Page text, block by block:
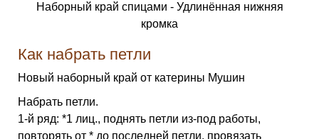
Наборный край спицами - Удлинённая нижняя
кромка
Как набрать петли
Новый наборный край от катерины Мушин
Набрать петли.
1-й ряд: *1 лиц., поднять петли из-под работы,
повторять от * до последней петли, провязать